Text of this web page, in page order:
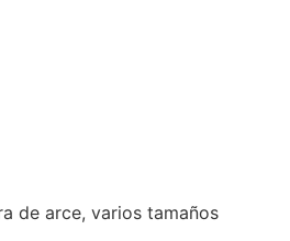
de arce, varios tamaños